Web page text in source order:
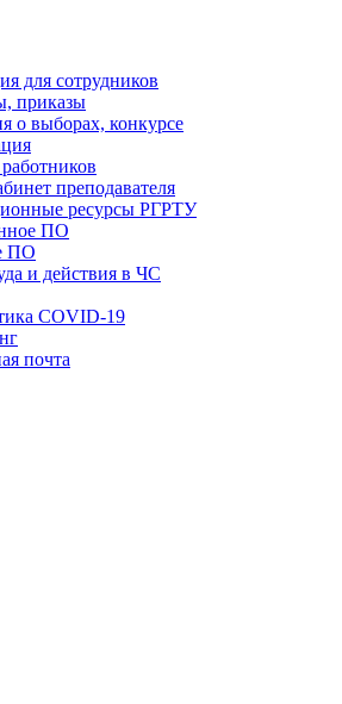
для сотрудников
приказы
о выборах, конкурсе
преподавателя
ресурсы РГРТУ
ПО
ПО
и действия в ЧС
COVID-19
почта